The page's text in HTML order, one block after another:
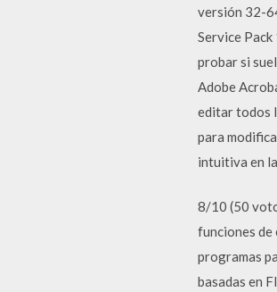
versión 32-
Service
probar si
Adobe
editar todos
para
intuitiva en
8/10 (50
funciones de
programas
basadas en